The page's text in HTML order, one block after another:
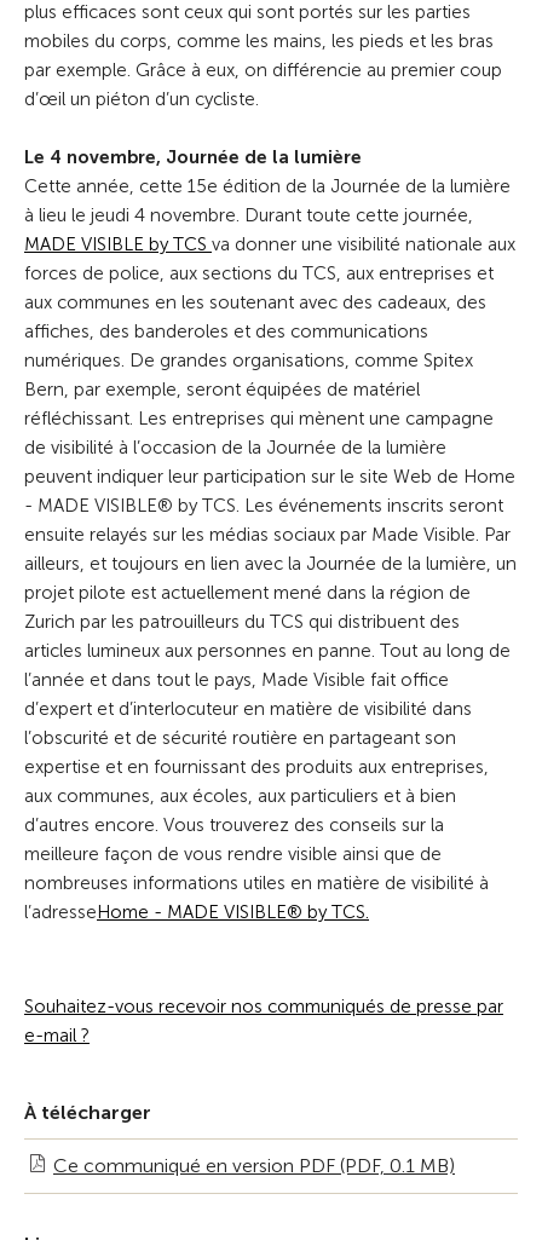
plus efficaces sont ceux qui sont portés sur les parties
mobiles du corps, comme les mains, les pieds et les bras
par exemple. Grâce à eux, on différencie au premier coup
d’œil un piéton d’un cycliste.
Le 4 novembre, Journée de la lumière
Cette année, cette 15e édition de la Journée de la lumière
à lieu le jeudi 4 novembre. Durant toute cette journée,
MADE VISIBLE by TCS va donner une visibilité nationale aux
forces de police, aux sections du TCS, aux entreprises et
aux communes en les soutenant avec des cadeaux, des
affiches, des banderoles et des communications
numériques. De grandes organisations, comme Spitex
Bern, par exemple, seront équipées de matériel
réfléchissant. Les entreprises qui mènent une campagne
de visibilité à l’occasion de la Journée de la lumière
peuvent indiquer leur participation sur le site Web de Home
- MADE VISIBLE® by TCS. Les événements inscrits seront
ensuite relayés sur les médias sociaux par Made Visible. Par
ailleurs, et toujours en lien avec la Journée de la lumière, un
projet pilote est actuellement mené dans la région de
Zurich par les patrouilleurs du TCS qui distribuent des
articles lumineux aux personnes en panne. Tout au long de
l’année et dans tout le pays, Made Visible fait office
d’expert et d’interlocuteur en matière de visibilité dans
l’obscurité et de sécurité routière en partageant son
expertise et en fournissant des produits aux entreprises,
aux communes, aux écoles, aux particuliers et à bien
d’autres encore. Vous trouverez des conseils sur la
meilleure façon de vous rendre visible ainsi que de
nombreuses informations utiles en matière de visibilité à
l’adresseHome - MADE VISIBLE® by TCS.
Souhaitez-vous recevoir nos communiqués de presse par
e-mail ?
À télécharger
Ce communiqué en version PDF (PDF, 0.1 MB)